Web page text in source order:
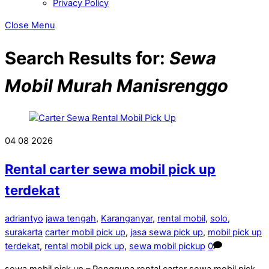
Privacy Policy
Close Menu
Search Results for: Sewa
Mobil Murah Manisrenggo
04 08 2026
Rental carter sewa mobil pick up
terdekat
adriantyo jawa tengah, Karanganyar, rental mobil, solo,
surakarta carter mobil pick up, jasa sewa pick up, mobil pick up
terdekat, rental mobil pick up, sewa mobil pickup 0